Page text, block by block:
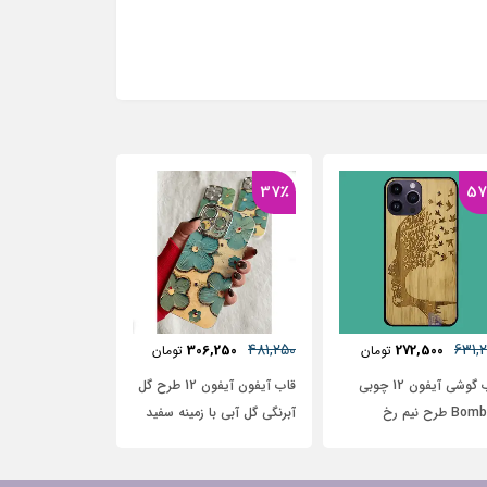
37٪
306,250 تومان
قاب آیفون آیفون 12 طرح گل
گل آبی با زمینه سفید
285,000 تومان
قاب آیفون طرح موتور‌سوار